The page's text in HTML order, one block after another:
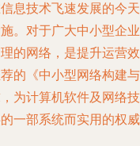
息技术飞速发展的今
。对于广大中小型企
的网络，是提升运营
的《中小型网络构建
为计算机软件及网络
一部系统而实用的权威